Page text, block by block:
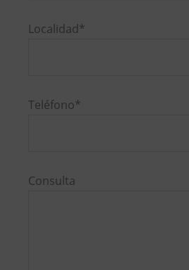
vacío.
Localidad*
Teléfono*
Consulta